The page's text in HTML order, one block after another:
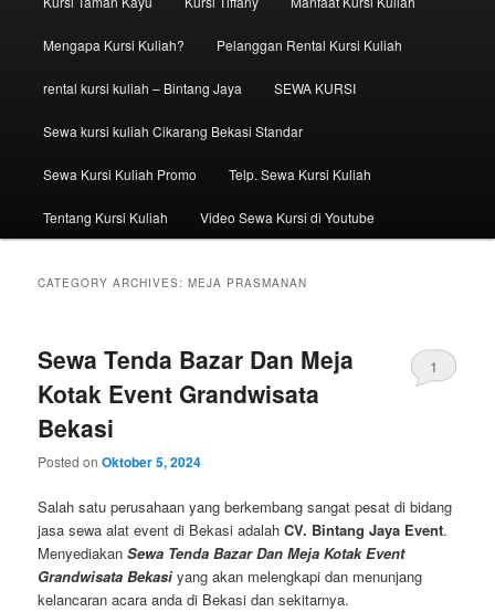
Mengapa Kursi Kuliah? Pelanggan Rental Kursi Kuliah
rental kursi kuliah – Bintang Jaya SEWA KURSI
Sewa kursi kuliah Cikarang Bekasi Standar
Sewa Kursi Kuliah Promo Telp. Sewa Kursi Kuliah
Tentang Kursi Kuliah Video Sewa Kursi di Youtube
CATEGORY ARCHIVES:MEJA PRASMANAN
Sewa Tenda Bazar Dan Meja
Kotak Event Grandwisata
Bekasi
Posted onOktober 5, 2024
1
Salah satu perusahaan yang berkembang sangat pesat di bidang
jasa sewa alat event di Bekasi adalahCV. Bintang Jaya Event.
MenyediakanSewa Tenda Bazar Dan Meja Kotak Event
Grandwisata Bekasi yang akan melengkapi dan menunjang
kelancaran acara anda di Bekasi dan sekitarnya.